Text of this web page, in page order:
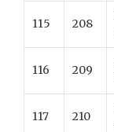
115 208
116 209
117 210